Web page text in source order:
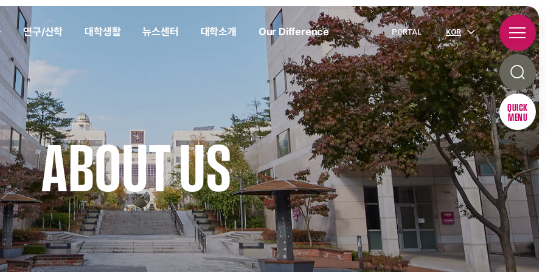
연구/산학 대학생활 뉴스센터 대학소개 Our Difference PORTAL KOR
QUICK
MENU
ABOUT US